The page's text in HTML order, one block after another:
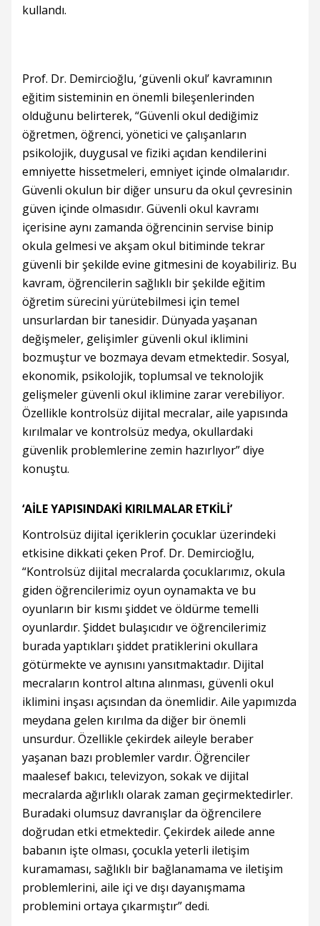
kullandı.
Prof. Dr. Demircioğlu, ‘güvenli okul’ kavramının
eğitim sisteminin en önemli bileşenlerinden
olduğunu belirterek, “Güvenli okul dediğimiz
öğretmen, öğrenci, yönetici ve çalışanların
psikolojik, duygusal ve fiziki açıdan kendilerini
emniyette hissetmeleri, emniyet içinde olmalarıdır.
Güvenli okulun bir diğer unsuru da okul çevresinin
güven içinde olmasıdır. Güvenli okul kavramı
içerisine aynı zamanda öğrencinin servise binip
okula gelmesi ve akşam okul bitiminde tekrar
güvenli bir şekilde evine gitmesini de koyabiliriz. Bu
kavram, öğrencilerin sağlıklı bir şekilde eğitim
öğretim sürecini yürütebilmesi için temel
unsurlardan bir tanesidir. Dünyada yaşanan
değişmeler, gelişimler güvenli okul iklimini
bozmuştur ve bozmaya devam etmektedir. Sosyal,
ekonomik, psikolojik, toplumsal ve teknolojik
gelişmeler güvenli okul iklimine zarar verebiliyor.
Özellikle kontrolsüz dijital mecralar, aile yapısında
kırılmalar ve kontrolsüz medya, okullardaki
güvenlik problemlerine zemin hazırlıyor” diye
konuştu.
‘AİLE YAPISINDAKİ KIRILMALAR ETKİLİ’
Kontrolsüz dijital içeriklerin çocuklar üzerindeki
etkisine dikkati çeken Prof. Dr. Demircioğlu,
“Kontrolsüz dijital mecralarda çocuklarımız, okula
giden öğrencilerimiz oyun oynamakta ve bu
oyunların bir kısmı şiddet ve öldürme temelli
oyunlardır. Şiddet bulaşıcıdır ve öğrencilerimiz
burada yaptıkları şiddet pratiklerini okullara
götürmekte ve aynısını yansıtmaktadır. Dijital
mecraların kontrol altına alınması, güvenli okul
iklimini inşası açısından da önemlidir. Aile yapımızda
meydana gelen kırılma da diğer bir önemli
unsurdur. Özellikle çekirdek aileyle beraber
yaşanan bazı problemler vardır. Öğrenciler
maalesef bakıcı, televizyon, sokak ve dijital
mecralarda ağırlıklı olarak zaman geçirmektedirler.
Buradaki olumsuz davranışlar da öğrencilere
doğrudan etki etmektedir. Çekirdek ailede anne
babanın işte olması, çocukla yeterli iletişim
kuramaması, sağlıklı bir bağlanamama ve iletişim
problemlerini, aile içi ve dışı dayanışmama
problemini ortaya çıkarmıştır” dedi.